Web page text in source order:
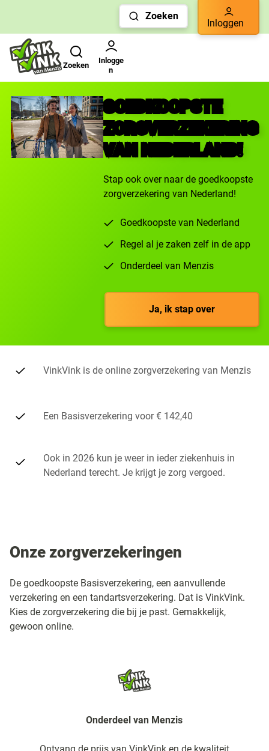
snelle
navigatie
Zoeken
Inloggen
Zoeken
Inlogge
n
GOEDKOOPSTE
ZORGVERZEKERING
VAN NEDERLAND!
Stap ook over naar de goedkoopste
zorgverzekering van Nederland!
Check
Goedkoopste van Nederland
Check
Regel al je zaken zelf in de app
Onderdeel van Menzis
Ja, ik stap over
VinkVink is de online zorgverzekering van Menzis
Een Basisverzekering voor € 142,40
Ook in 2026 kun je weer in ieder ziekenhuis in
Nederland terecht. Je krijgt je zorg vergoed.
Onze zorgverzekeringen
De goedkoopste Basisverzekering, een aanvullende
verzekering en een tandartsverzekering. Dat is VinkVink.
Kies de zorgverzekering die bij je past. Gemakkelijk,
gewoon online.
Onderdeel van Menzis